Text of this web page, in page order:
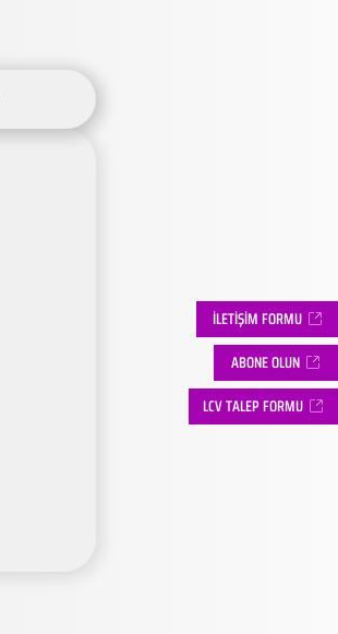
ABONE OLUN
LCV TALEP FORMU
İLETİŞİM FORMU